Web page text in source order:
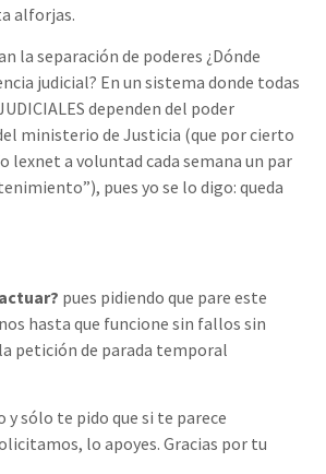
alforjas.
la separación de poderes ¿Dónde
judicial? En un sistema donde todas
dependen del poder
ministerio de Justicia (que por cierto
lexnet a voluntad cada semana un par
pues yo se lo digo: queda
pues pidiendo que pare este
hasta que funcione sin fallos sin
petición de parada temporal
y sólo te pido que si te parece
lo apoyes. Gracias por tu